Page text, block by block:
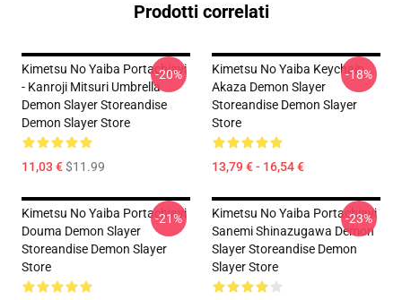
Prodotti correlati
Kimetsu No Yaiba Portachiavi
- Kanroji Mitsuri Umbrella
Demon Slayer Storeandise
Demon Slayer Store
11,03 €$11.99
-20%
Kimetsu No Yaiba Keychain
Akaza Demon Slayer
Storeandise Demon Slayer
Store
13,79 € - 16,54 €
-18%
Kimetsu No Yaiba Portachiavi
Douma Demon Slayer
Storeandise Demon Slayer
Store
-21%
Kimetsu No Yaiba Portachiavi
Sanemi Shinazugawa Demon
Slayer Storeandise Demon
Slayer Store
-23%